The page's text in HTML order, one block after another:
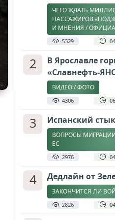
ЧЕГО ЖДАТЬ
ПАССАЖИРОВ
И МНЕНИЯ /
5329
2
В Ярославле
«Славнефть-
ВИДЕО / ФОТО
4306
3 Испанский
ВОПРОСЫ
ЕС
2976
4 Дедлайн от
ЗАКОНЧИТСЯ ЛИ
2826